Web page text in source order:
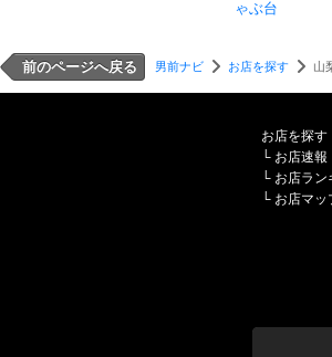
ゃぶ台
前のページへ戻る 男前ナビ お店を探す 山
お店を探す
└ お店速報
└ お店ラン
└ お店マッ